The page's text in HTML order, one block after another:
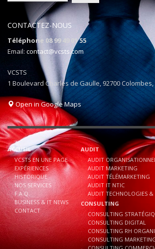
CONTACTEZ-NOUS
Téléphone 08 99 49 01 55
Email: contact@vcsts.com
VCSTS
1 Boulevard Charles de Gaulle, 92700 Colombes,
Open in Google Maps
ACCUEIL
VCSTS EN UNE PAGE
EXPÉRIENCES
HISTORIQUE
NOS SERVICES
F.A.Q.
BUSINESS & IT NEWS
CONTACT
AUDIT
AUDIT ORGANISATIONNEL
AUDIT MARKETING
AUDIT TÉLÉMARKETING
AUDIT IT NTIC
AUDIT TECHNOLOGIES
CONSULTING
CONSULTING
CONSULTING DIGITAL
CONSULTING RH
CONSULTING